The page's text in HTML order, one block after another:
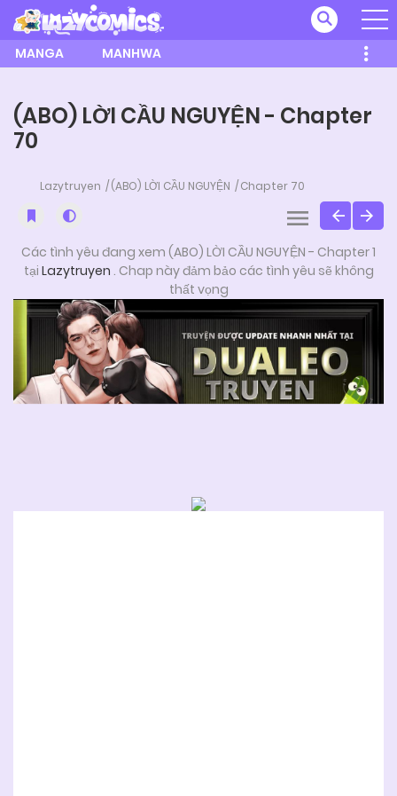
MANGA MANHWA
(ABO) LỜI CẦU NGUYỆN - Chapter
70
Lazytruyen (ABO) LỜI CẦU NGUYỆN Chapter 70
Các tình yêu đang xem (ABO) LỜI CẦU NGUYỆN - Chapter 1
tại Lazytruyen . Chap này đảm bảo các tình yêu sẽ không
thất vọng